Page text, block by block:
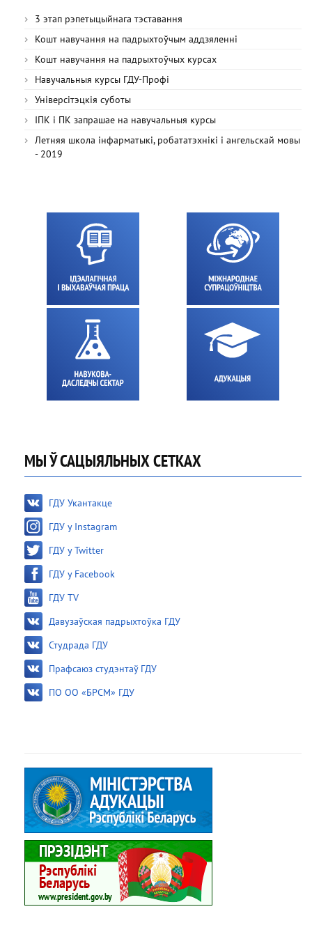
3 этап рэпетыцыйнага тэставання
Кошт навучання на падрыхтоўчым аддзяленні
Кошт навучання на падрыхтоўчых курсах
Навучальныя курсы ГДУ-Профі
Універсітэцкія суботы
ІПК і ПК запрашае на навучальныя курсы
Летняя школа інфарматыкі, робататэхнікі і ангельскай мовы
- 2019
МЫ Ў САЦЫЯЛЬНЫХ СЕТКАХ
ГДУ Укантакце
ГДУ у Instagram
ГДУ у Twitter
ГДУ у Facebook
ГДУ TV
Давузаўская падрыхтоўка ГДУ
Студрада ГДУ
Прафсаюз студэнтаў ГДУ
ПО ОО «БРСМ» ГДУ